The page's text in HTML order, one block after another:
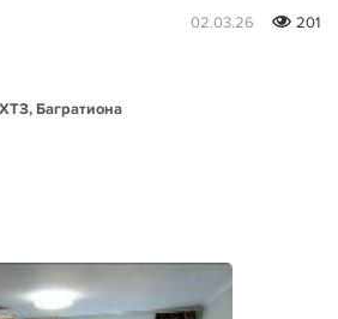
02.03.26
201
Багратиона